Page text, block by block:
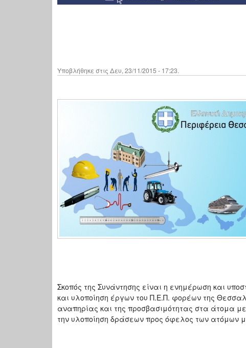
Υποβλήθηκε στις Δευ, 23/11/2015 - 17:23.
Σκοπός της Συνάντησης είναι η ενημέρωση και
και υλοποίηση έργων του Π.Ε.Π. φορέων της
αναπηρίας και της προσβασιμότητας στα άτομα
την υλοποίηση δράσεων προς όφελος των ατόμων